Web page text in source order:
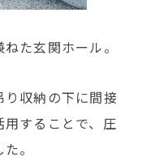
た玄関ホール。
収納の下に間接
することで、圧
。